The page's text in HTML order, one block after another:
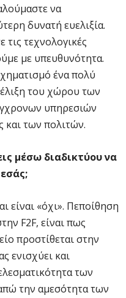
να
δυνατή ευελιξία.
τεχνολογικές
με υπευθυνότητα.
ένα πολύ
του χώρου των
υπηρεσιών
και των πολιτών.
μέσω διαδικτύου να
είναι «όχι». Πεποίθηση
F2F, είναι πως
προστίθεται στην
ενισχύει και
των
την αμεσότητα των